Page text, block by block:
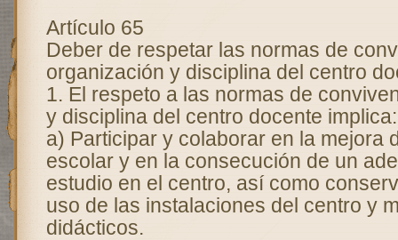
Artículo 65
Deber de respetar las normas de
organización y disciplina del centro
1. El respeto a las normas de
y disciplina del centro docente implica:
a) Participar y colaborar en la mejora
escolar y en la consecución de un
estudio en el centro, así como
uso de las instalaciones del centro y
didácticos.